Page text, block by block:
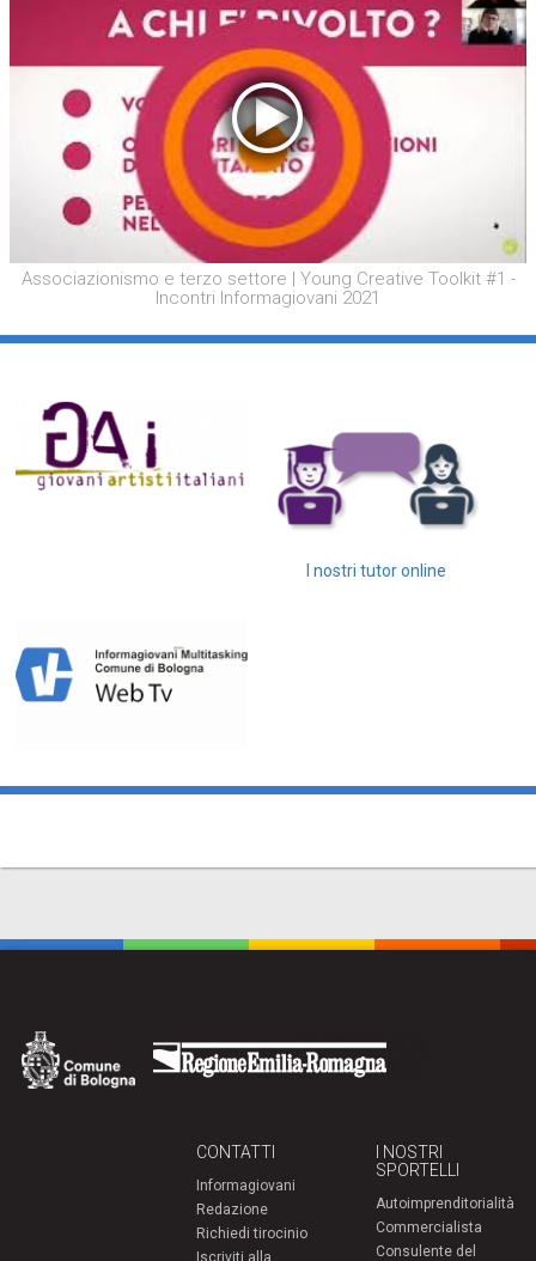
Associazionismo e terzo settore | Young Creative Toolkit #1 -
Incontri Informagiovani 2021
I nostri tutor online
CONTATTI
Informagiovani
Redazione
Richiedi tirocinio
Iscriviti alla
I NOSTRI
SPORTELLI
Autoimprenditorialità
Commercialista
Consulente del